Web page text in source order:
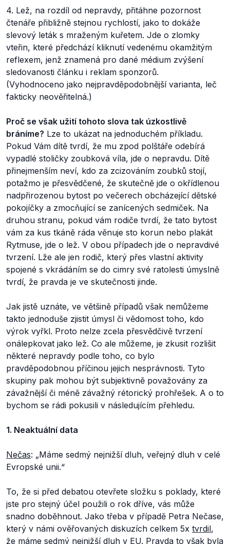
4. Lež, na rozdíl od nepravdy, přitáhne pozornost
čtenáře přibližně stejnou rychlostí, jako to dokáže
slevový leták s mraženým kuřetem. Jde o zlomky
vteřin, které předchází kliknutí vedenému okamžitým
reflexem, jenž znamená pro dané médium zvýšení
sledovanosti článku i reklam sponzorů.
(Vyhodnoceno jako nejpravděpodobnější varianta, leč
fakticky neověřitelná.)
Proč se však užití tohoto slova tak úzkostlivě
bráníme? Lze to ukázat na jednoduchém příkladu.
Pokud Vám dítě tvrdí, že mu zpod polštáře odebírá
vypadlé stoličky zoubková víla, jde o nepravdu. Dítě
přinejmenším neví, kdo za zcizováním zoubků stojí,
potažmo je přesvědčené, že skutečně jde o okřídlenou
nadpřirozenou bytost po večerech obcházející dětské
pokojíčky a zmocňující se zanícených sedmiček. Na
druhou stranu, pokud vám rodiče tvrdí, že tato bytost
vám za kus tkáně ráda věnuje sto korun nebo plakát
Rytmuse, jde o lež. V obou případech jde o nepravdivé
tvrzení. Lže ale jen rodič, který přes vlastní aktivity
spojené s vkrádáním se do cimry své ratolesti úmyslně
tvrdí, že pravda je ve skutečnosti jinde.
Jak jistě uznáte, ve většině případů však nemůžeme
takto jednoduše zjistit úmysl či vědomost toho, kdo
výrok vyřkl. Proto nelze zcela přesvědčivě tvrzení
onálepkovat jako lež. Co ale můžeme, je zkusit rozlišit
některé nepravdy podle toho, co bylo
pravděpodobnou příčinou jejich nesprávnosti. Tyto
skupiny pak mohou být subjektivně považovány za
závažnější či méně závažný rétorický prohřešek. A o to
bychom se rádi pokusili v následujícím přehledu.
1. Neaktuální data
Nečas: „Máme sedmý nejnižší dluh, veřejný dluh v celé
Evropské unii.“
To, že si před debatou otevřete složku s poklady, které
jste pro stejný účel použili o rok dříve, vás může
snadno doběhnout. Jako třeba v případě Petra Nečase,
který v námi ověřovaných diskuzích celkem 5x tvrdil,
že máme sedmý nejnižší dluh v EU. Pravda to však byla